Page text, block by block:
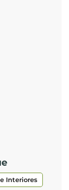
Interiores